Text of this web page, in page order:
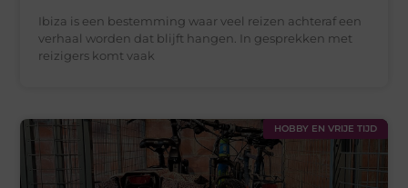
Ibiza is een bestemming waar veel reizen achteraf een
verhaal worden dat blijft hangen. In gesprekken met
reizigers komt vaak
HOBBY EN VRIJE TIJD